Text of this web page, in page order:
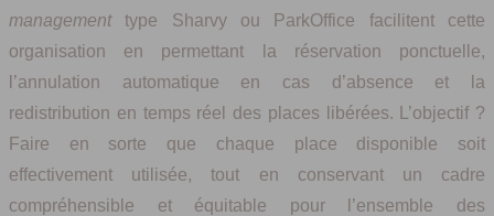
managementtype Sharvy ou ParkOffice facilitent cette
organisation en permettant la réservation ponctuelle,
l’annulation automatique en cas d’absence et la
redistribution en temps réel des places libérées. L’objectif ?
Faire en sorte que chaque place disponible soit
effectivement utilisée, tout en conservant un cadre
compréhensible et équitable pour l’ensemble des